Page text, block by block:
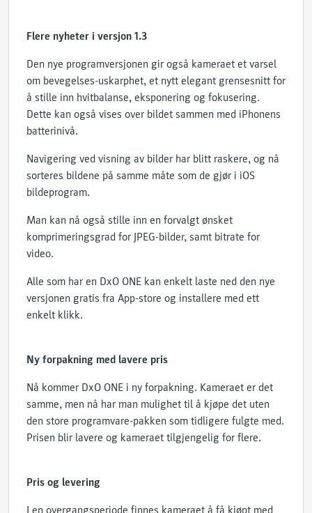
Flere nyheter i versjon 1.3
Den nye programversjonen gir også kameraet et varsel
om bevegelses-uskarphet, et nytt elegant grensesnitt for
å stille inn hvitbalanse, eksponering og fokusering.
Dette kan også vises over bildet sammen med iPhonens
batterinivå.
Navigering ved visning av bilder har blitt raskere, og nå
sorteres bildene på samme måte som de gjør i iOS
bildeprogram.
Man kan nå også stille inn en forvalgt ønsket
komprimeringsgrad for JPEG-bilder, samt bitrate for
video.
Alle som har en DxO ONE kan enkelt laste ned den nye
versjonen gratis fra App-store og installere med ett
enkelt klikk.
Ny forpakning med lavere pris
Nå kommer DxO ONE i ny forpakning. Kameraet er det
samme, men nå har man mulighet til å kjøpe det uten
den store programvare-pakken som tidligere fulgte med.
Prisen blir lavere og kameraet tilgjengelig for flere.
Pris og levering
I en overgangsperiode finnes kameraet å få kjøpt med